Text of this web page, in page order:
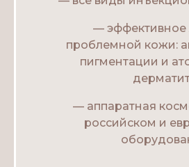
— эффективное
проблемной кожи:
пигментации и
— аппаратная
российском и